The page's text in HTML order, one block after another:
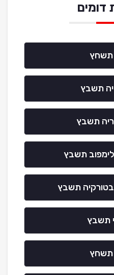
דומים
תשחץ
תשבץ
תשבץ
תשבץ
תשבץ
תשבץ
תשחץ